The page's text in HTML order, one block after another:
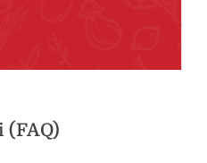
(FAQ)